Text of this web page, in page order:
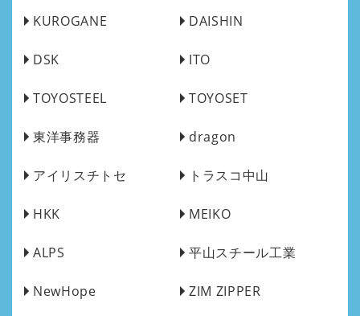
KUROGANE DAISHIN
DSK ITO
TOYOSTEEL TOYOSET
東洋事務器 dragon
アイリスチトセ トラスコ中山
HKK MEIKO
ALPS 平山スチール工業
NewHope ZIM ZIPPER